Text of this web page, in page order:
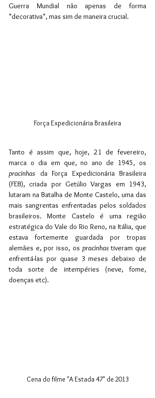
Guerra Mundial não apenas de forma
"decorativa", mas sim de maneira crucial.
Força Expedicionária Brasileira
Tanto é assim que, hoje, 21 de fevereiro,
pracinhas da Força Expedicionária Brasileira
(FEB), criada por Getúlio Vargas em 1943,
lutaram na Batalha de Monte Castelo, uma das
mais sangrentas enfrentadas pelos soldados
brasileiros. Monte Castelo é uma região
estratégica do Vale do Rio Reno, na Itália, que
estava fortemente guardada por tropas
alemães e, por isso, os pracinhas tiveram que
enfrentá-las por quase 3 meses debaixo de
toda sorte de intempéries (neve, fome,
doenças etc).
Cena do filme "A Estada 47" de 2013